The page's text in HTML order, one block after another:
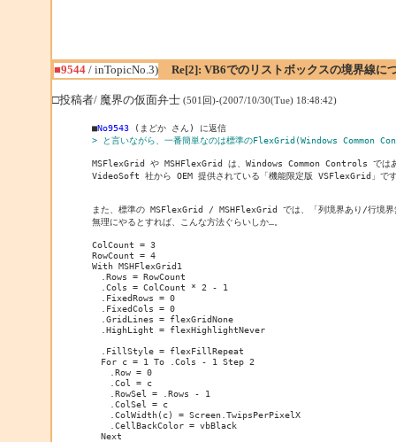
■9544/ inTopicNo.3) Re[2]: VB6でのリストボックスの境界線に
□投稿者/ 魔界の仮面弁士 (501回)-(2007/10/30(Tue) 18:48:42)
■No9543
(まどか さん) に返信
> と言いながら、一番簡単なのは標準のFlexGrid(Windows Common
MSFlexGrid や MSHFlexGrid は、Windows Common Controls では
VideoSoft 社から OEM 提供されている「機能限定版 VSFlexGrid」で
また、標準の MSFlexGrid / MSHFlexGrid では、「列境界あり/行境界
無理にやるとすれば、こんな方法ぐらいしか…。
ColCount = 3
RowCount = 4
With MSHFlexGrid1
.Rows = RowCount
.Cols = ColCount * 2 - 1
.FixedRows = 0
.FixedCols = 0
.GridLines = flexGridNone
.HighLight = flexHighlightNever
.FillStyle = flexFillRepeat
For c = 1 To .Cols - 1 Step 2
.Row = 0
.Col = c
.RowSel = .Rows - 1
.ColSel = c
.ColWidth(c) = Screen.TwipsPerPixelX
.CellBackColor = vbBlack
Next